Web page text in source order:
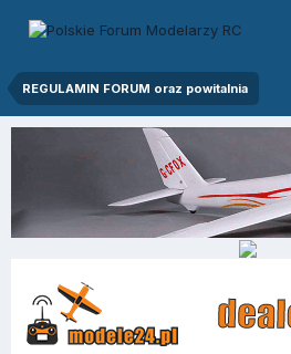
REGULAMIN FORUM oraz powitalnia